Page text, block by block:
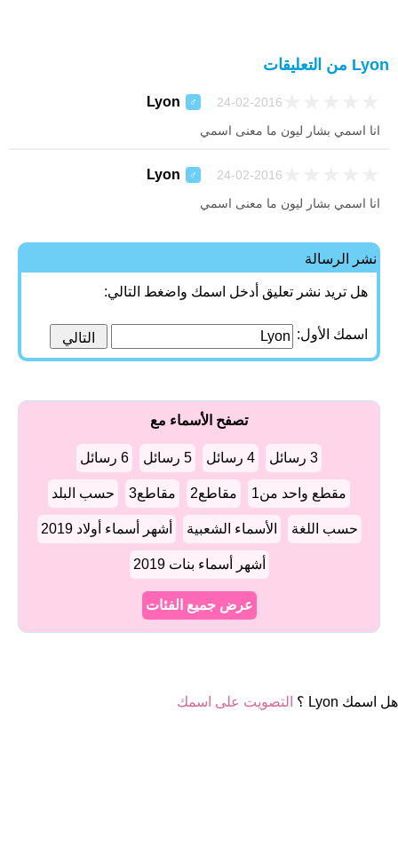
Lyon من التعليقات
Lyon ♂ 24-02-2016
انا اسمي بشار ليون ما معنى اسمي
Lyon ♂ 24-02-2016
انا اسمي بشار ليون ما معنى اسمي
نشر الرسالة
هل تريد نشر تعليق أدخل اسمك واضغط التالي:
اسمك الأول:
تصفح الأسماء مع
3 رسائل 4 رسائل 5 رسائل 6 رسائل
مقطع واحد من1 مقاطع2 مقاطع3 حسب البلد
حسب اللغة الأسماء الشعبية أشهر أسماء أولاد 2019
أشهر أسماء بنات 2019
عرض جميع الفئات
هل اسمك Lyon ؟ التصويت على اسمك